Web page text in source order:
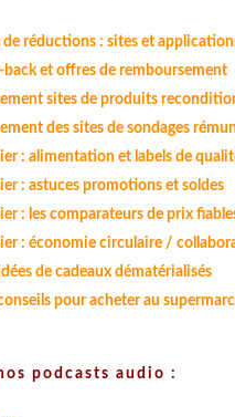
de réductions : sites et
back et offres de remboursement
sites de produits
des sites de sondages
: alimentation et labels de
: astuces promotions et soldes
: les comparateurs de prix
: économie circulaire /
de cadeaux dématérialisés
pour acheter au
podcasts audio :